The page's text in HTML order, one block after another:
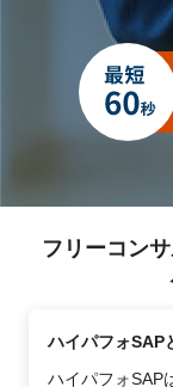
フリーコン
ハイパフォSAP
ハイパフォSAP